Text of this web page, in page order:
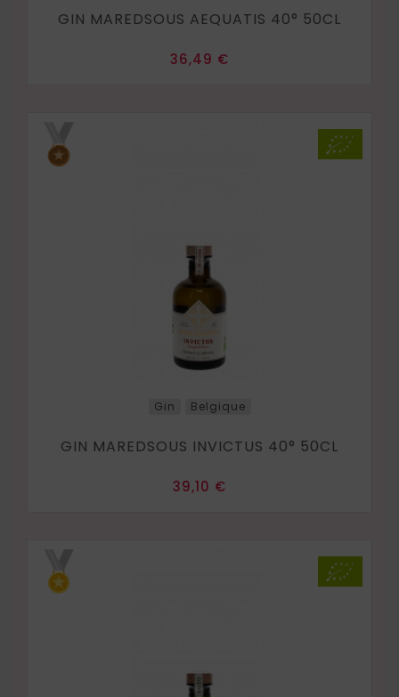
GIN MAREDSOUS AEQUATIS 40° 50CL
Prix
36,49 €
Gin Belgique
GIN MAREDSOUS INVICTUS 40° 50CL
Prix
39,10 €